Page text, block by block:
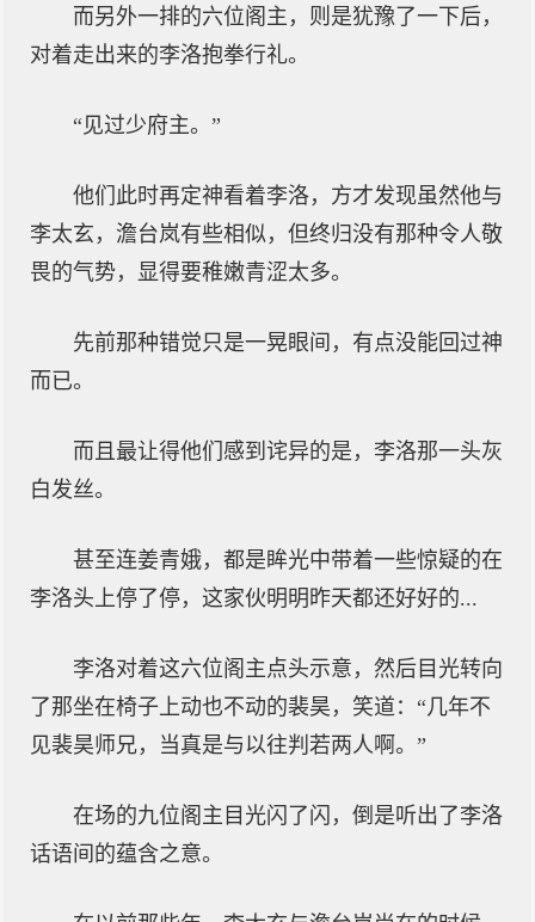
而另外一排的六位阁主，则是犹豫了一下后，
对着走出来的李洛抱拳行礼。
“见过少府主。”
他们此时再定神看着李洛，方才发现虽然他与
李太玄，澹台岚有些相似，但终归没有那种令人敬
畏的气势，显得要稚嫩青涩太多。
先前那种错觉只是一晃眼间，有点没能回过神
而已。
而且最让得他们感到诧异的是，李洛那一头灰
白发丝。
甚至连姜青娥，都是眸光中带着一些惊疑的在
李洛头上停了停，这家伙明明昨天都还好好的...
李洛对着这六位阁主点头示意，然后目光转向
了那坐在椅子上动也不动的裴昊，笑道：“几年不
见裴昊师兄，当真是与以往判若两人啊。”
在场的九位阁主目光闪了闪，倒是听出了李洛
话语间的蕴含之意。